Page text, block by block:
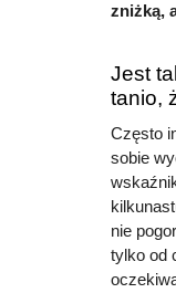
zniżką,
Jest
tanio,
Często
sobie
nie
tylko od